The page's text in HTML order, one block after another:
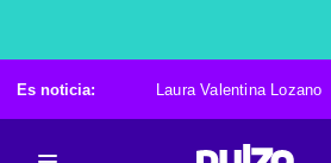
Es noticia: Laura Valentina Lozano